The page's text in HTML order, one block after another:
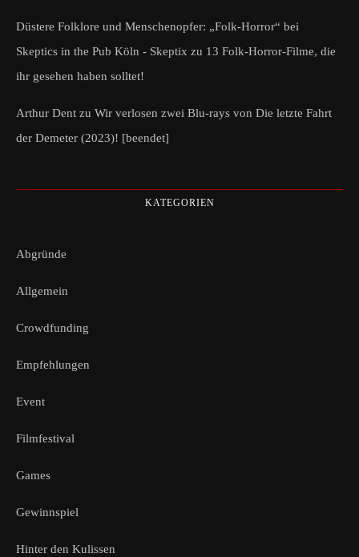
Düstere Folklore und Menschenopfer: „Folk-Horror“ bei
Skeptics in the Pub Köln - Skeptix zu 13 Folk-Horror-Filme, die
ihr gesehen haben solltet!
Arthur Dent zu Wir verlosen zwei Blu-rays von Die letzte Fahrt
der Demeter (2023)! [beendet]
KATEGORIEN
Abgründe
Allgemein
Crowdfunding
Empfehlungen
Event
Filmfestival
Games
Gewinnspiel
Hinter den Kulissen